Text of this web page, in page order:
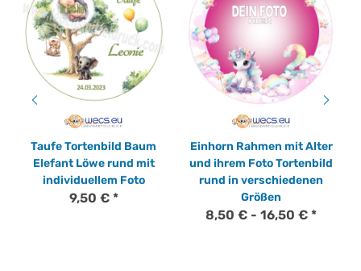
Taufe Tortenbild Baum
Elefant Löwe rund mit
individuellem Foto
9,50 € *
Einhorn Rahmen mit Alter
und ihrem Foto Tortenbild
rund in verschiedenen
Größen
8,50 € - 16,50 € *